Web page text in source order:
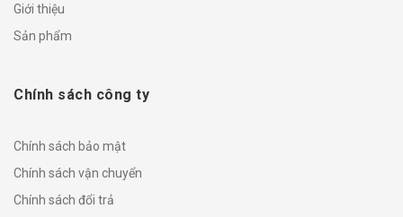
Giới thiệu
Sản phẩm
Chính sách công ty
Chính sách bảo mật
Chính sách vận chuyển
Chính sách đổi trả